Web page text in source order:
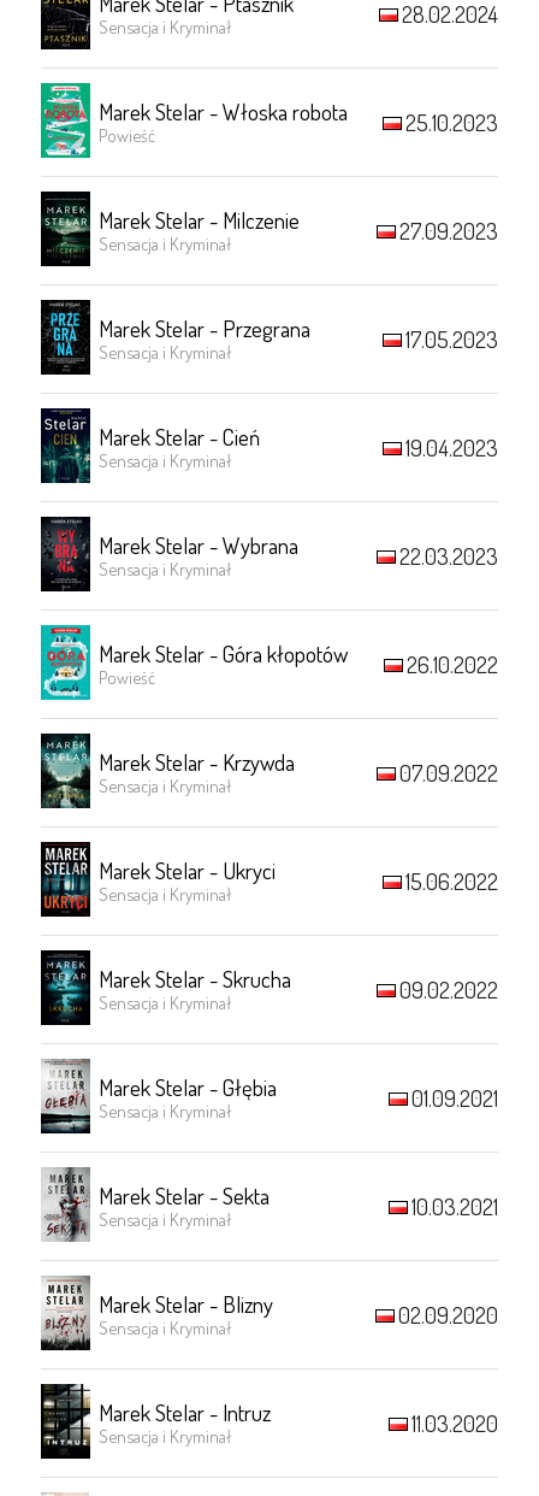
Sensacja i Kryminał 28.02.2024
Marek Stelar - Włoska robota
Powieść 25.10.2023
Marek Stelar - Milczenie
Sensacja i Kryminał 27.09.2023
Marek Stelar - Przegrana
Sensacja i Kryminał 17.05.2023
Marek Stelar - Cień
Sensacja i Kryminał 19.04.2023
Marek Stelar - Wybrana
Sensacja i Kryminał 22.03.2023
Marek Stelar - Góra kłopotów
Powieść 26.10.2022
Marek Stelar - Krzywda
Sensacja i Kryminał 07.09.2022
Marek Stelar - Ukryci
Sensacja i Kryminał 15.06.2022
Marek Stelar - Skrucha
Sensacja i Kryminał 09.02.2022
Marek Stelar - Głębia
Sensacja i Kryminał 01.09.2021
Marek Stelar - Sekta
Sensacja i Kryminał 10.03.2021
Marek Stelar - Blizny
Sensacja i Kryminał 02.09.2020
Marek Stelar - Intruz
Sensacja i Kryminał 11.03.2020